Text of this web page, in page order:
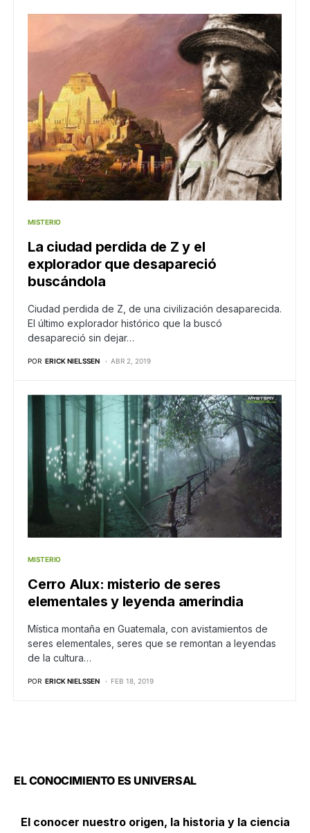
MISTERIO
La ciudad perdida de Z y el
explorador que desapareció
buscándola
Ciudad perdida de Z, de una civilización desaparecida.
El último explorador histórico que la buscó
desapareció sin dejar…
POR ERICK NIELSSEN ABR 2, 2019
MISTERIO
Cerro Alux: misterio de seres
elementales y leyenda amerindia
Mística montaña en Guatemala, con avistamientos de
seres elementales, seres que se remontan a leyendas
de la cultura…
POR ERICK NIELSSEN FEB 18, 2019
EL CONOCIMIENTO ES UNIVERSAL
El conocer nuestro origen, la historia y la ciencia